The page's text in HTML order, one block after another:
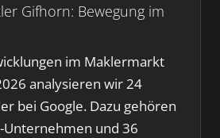
Gifhorn: Bewegung im
im Maklermarkt
analysieren wir 24
bei Google. Dazu gehören
Unternehmen und 36